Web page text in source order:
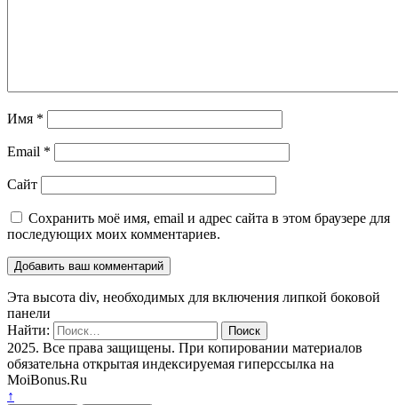
Имя *
Email *
Сайт
Сохранить моё имя, email и адрес сайта в этом браузере для
последующих моих комментариев.
Эта высота div, необходимых для включения липкой боковой
панели
Найти:
2025. Все права защищены. При копировании материалов
обязательна открытая индексируемая гиперссылка на
MoiBonus.Ru
↑